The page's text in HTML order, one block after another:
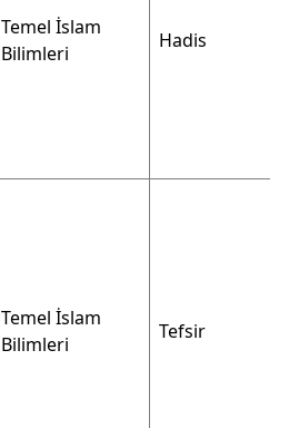
Temel İslam
Bilimleri
Hadis
Temel İslam
Bilimleri
Tefsir